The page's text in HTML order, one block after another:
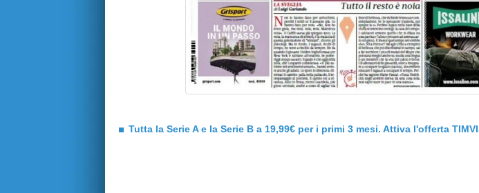
Tutta la Serie A e la Serie B a 19,99€ per i primi 3 mesi. Attiva l'offerta